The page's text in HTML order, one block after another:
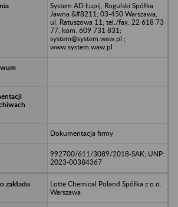
System AD Łupij, Rogulski Spółka
Jawna &#8211; 03-450 Warszawa,
ul. Ratuszowa 11; tel./fax. 22 618 73
77, kom. 609 731 831;
system@system.waw.pl ;
www.system.waw.pl
Dokumentacja firmy
992700/611/3089/2018-SAK; UNP:
2023-00384367
Lotte Chemical Poland Spółka z o.o.
Warszawa